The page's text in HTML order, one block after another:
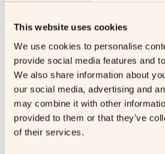
This website uses cookies
We use cookies to personalise
provide social media features and
We also share information about
our social media, advertising and
may combine it with other
provided to them or that they’ve
of their services.
Compétences &